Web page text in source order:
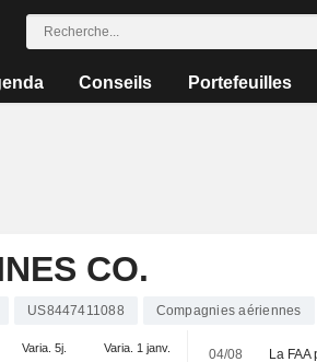
Conseils Portefeuilles
CO.
US8447411088 Compagnies aériennes
Varia. 5j. Varia. 1 janv. 04/08